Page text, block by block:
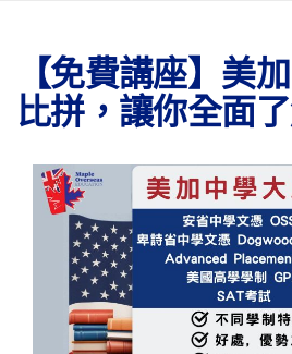
【免費講座】美
比拼，讓你全面